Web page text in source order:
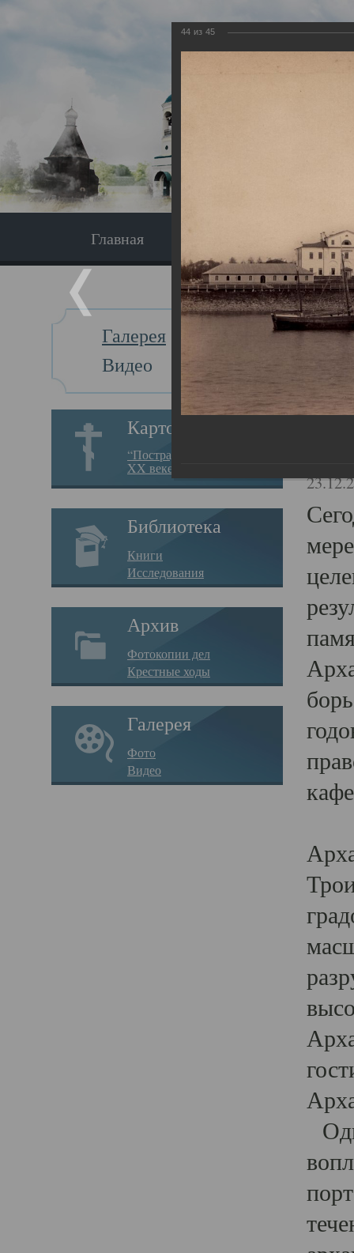
Главная
Галерея
Видео
Картотека
“Пострадавшие за веру в
XX веке на Севере”
Библиотека
Книги
Исследования
Архив
Фотокопии дел
Крестные ходы
Галерея
Фото
Видео
Главная
44 из 45